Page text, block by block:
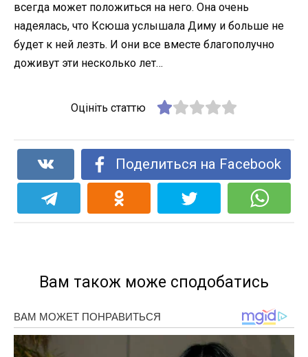
всегда может положиться на него. Она очень
надеялась, что Ксюша услышала Диму и больше не
будет к ней лезть. И они все вместе благополучно
доживут эти несколько лет…
Оцініть статтю
Поделиться на Facebook
Вам також може сподобатись